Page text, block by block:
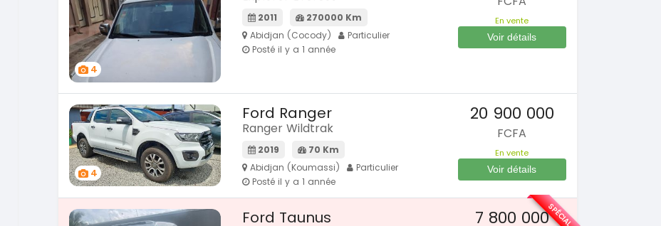
4
2011
270000 Km
Abidjan (Cocody)
Particulier
Posté il y a 1 année
En vente
Voir détails
4
Ford Ranger
Ranger Wildtrak
2019
70 Km
Abidjan (Koumassi)
Particulier
Posté il y a 1 année
20 900 000
FCFA
En vente
Voir détails
Ford Taunus 7 800 000SPÉCIAL